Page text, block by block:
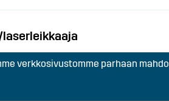
verkkosivustomme parhaan